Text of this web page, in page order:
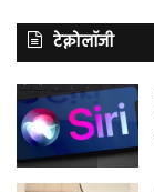
टेक्नोलॉजी